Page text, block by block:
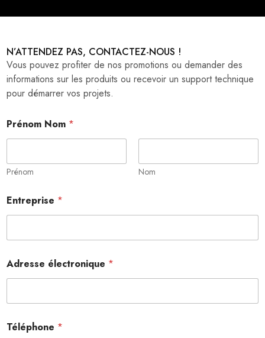
N’ATTENDEZ PAS, CONTACTEZ-NOUS !
Vous pouvez profiter de nos promotions ou demander des
informations sur les produits ou recevoir un support technique
pour démarrer vos projets.
Prénom Nom *
Prénom Nom
Entreprise *
l
e
t
o
n
Adresse électronique *
Téléphone *